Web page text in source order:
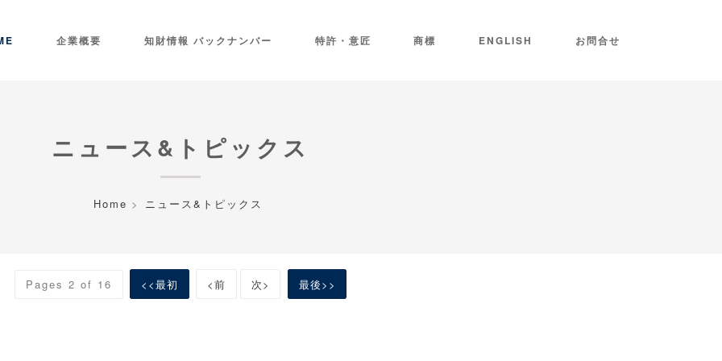
企業概要 知財情報 バックナンバー 特許・意匠 商標 ENGLISH お問合せ
ニュース&トピックス
Home ニュース&トピックス
Pages 2 of 16 <<最初 <前 次> 最後>>